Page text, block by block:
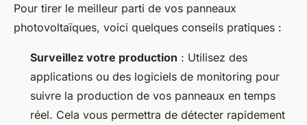
Pour tirer le meilleur parti de vos panneaux
photovoltaïques, voici quelques conseils pratiques :
Surveillez votre production : Utilisez des
applications ou des logiciels de monitoring pour
suivre la production de vos panneaux en temps
réel. Cela vous permettra de détecter rapidement